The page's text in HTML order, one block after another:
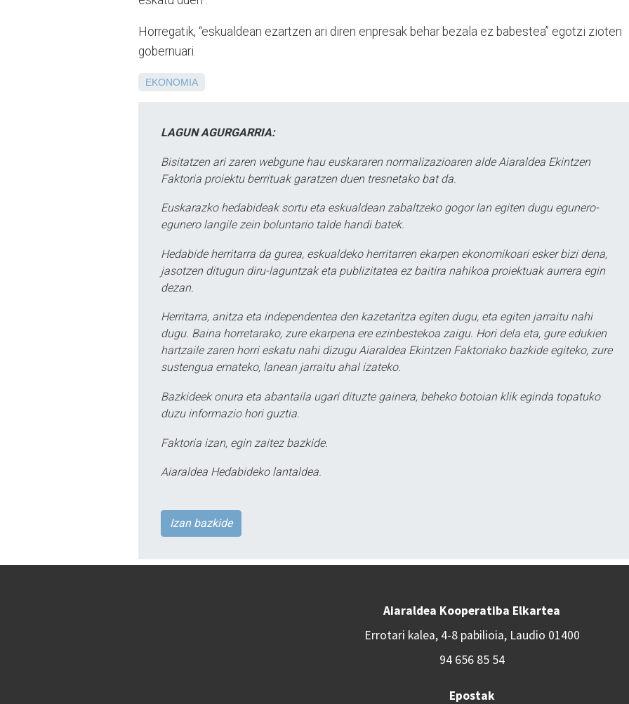
Horregatik, “eskualdean ezartzen ari diren enpresak behar bezala ez babestea” egotzi zioten
gobernuari.
EKONOMIA
LAGUN AGURGARRIA:
Bisitatzen ari zaren webgune hau euskararen normalizazioaren alde Aiaraldea Ekintzen
Faktoria proiektu berrituak garatzen duen tresnetako bat da.
Euskarazko hedabideak sortu eta eskualdean zabaltzeko gogor lan egiten dugu egunero-
egunero langile zein boluntario talde handi batek.
Hedabide herritarra da gurea, eskualdeko herritarren ekarpen ekonomikoari esker bizi dena,
jasotzen ditugun diru-laguntzak eta publizitatea ez baitira nahikoa proiektuak aurrera egin
dezan.
Herritarra, anitza eta independentea den kazetaritza egiten dugu, eta egiten jarraitu nahi
dugu. Baina horretarako, zure ekarpena ere ezinbestekoa zaigu. Hori dela eta, gure edukien
hartzaile zaren horri eskatu nahi dizugu Aiaraldea Ekintzen Faktoriako bazkide egiteko, zure
sustengua emateko, lanean jarraitu ahal izateko.
Bazkideek onura eta abantaila ugari dituzte gainera, beheko botoian klik eginda topatuko
duzu informazio hori guztia.
Faktoria izan, egin zaitez bazkide.
Aiaraldea Hedabideko lantaldea.
Izan bazkide
Aiaraldea Kooperatiba Elkartea
Errotari kalea, 4-8 pabilioia, Laudio 01400
94 656 85 54
Epostak